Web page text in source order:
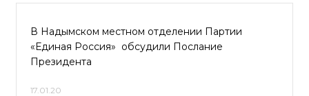
В Надымском местном отделении Партии
«Единая Россия» обсудили Послание
Президента
17.01.20